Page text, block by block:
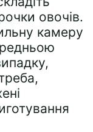
овочів.
камеру